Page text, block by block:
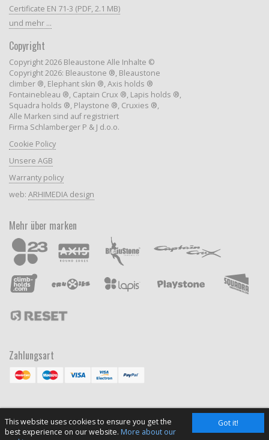
Got it!
This website uses cookies to ensure you get the
best experience on our website. More about our
Certificate EN 71-3 (PDF, 2.1 MB)
und mehr ...
Copyright
Copyright 2026 Bleaustone Alle Inhalte ©
Copyright 2026: Bleaustone ®, Bleaustone
climber ®, Elephant skin ®, Axis holds ®
Fontainebleau ®, Captain Crux ®, Lapis holds ®,
Squadra holds ®, Playstone ®, Cruxies ®,
Alle Marken sind auf registriert
Firma Schlamberger P & J d.o.o.
Cookie Policy
Unsere AGB
Warranty policy
web: ARHIMEDIA design
Mehr über marken
Zahlungsart